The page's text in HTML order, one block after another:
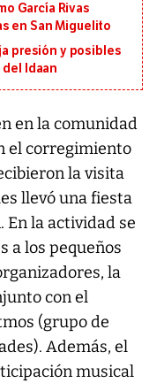
García Rivas
en San Miguelito
presión y posibles
Idaan
en la comunidad
el corregimiento
la visita
llevó una fiesta
En la actividad se
a los pequeños
la
con el
(grupo de
Además, el
musical